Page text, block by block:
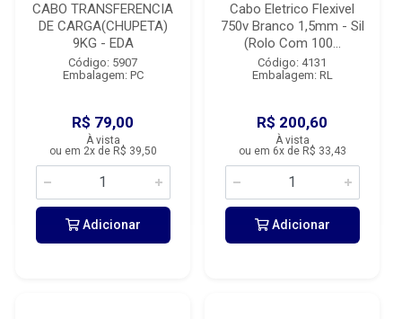
CABO TRANSFERENCIA
DE CARGA(CHUPETA)
9KG - EDA
Código: 5907
Embalagem: PC
R$ 79,00
À vista
ou em 2x de R$ 39,50
Adicionar
Cabo Eletrico Flexivel
750v Branco 1,5mm - Sil
(Rolo Com 100...
Código: 4131
Embalagem: RL
R$ 200,60
À vista
ou em 6x de R$ 33,43
Adicionar